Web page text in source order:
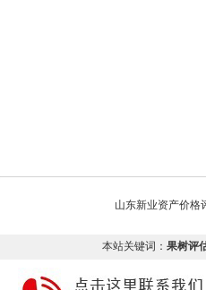
山东新业资产价格
本站关键词： 果树评